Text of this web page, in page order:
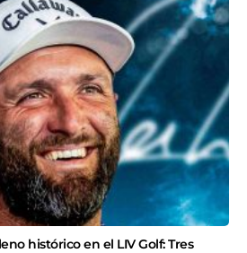
histórico en el LIV Golf: Tres